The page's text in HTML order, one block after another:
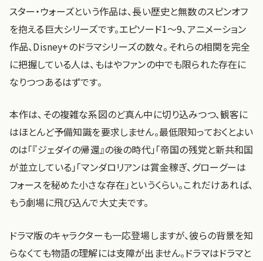
スター・ウォーズという作品は、長い歴史と無数のスピンオフ
を抱える巨大シリーズです。エピソード1〜9、アニメーション
作品、Disney+のドラマシリーズの数々。それらの相関を完全
に把握している人は、もはやファンの中でも限られた存在に
なりつつあるはずです。
本作は、その複雑な系図のど真ん中に切り込みつつ、観客に
はほとんど予備知識を要求しません。最低限知っておくとよい
のは「『ジェダイの帰還』の後の時代」「帝国の残党と新共和国
が並立している」「マンダロリアンは賞金稼ぎ、グローグーは
フォースを秘めた小さな存在」というくらい。これだけあれば、
もう劇場に飛び込んで大丈夫です。
ドラマ版のキャラクターも一応登場しますが、彼らの背景を知
らなくても物語の理解には支障が出ません。ドラマはドラマと